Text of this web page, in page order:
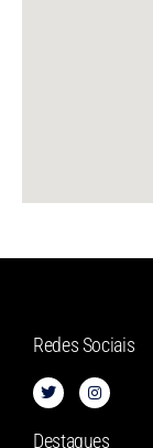
Redes Sociais
Destaques